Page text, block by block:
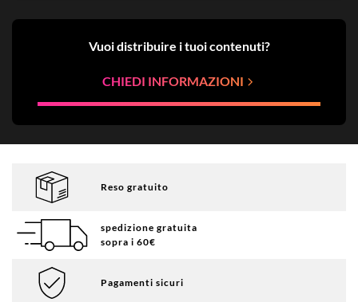
Vuoi distribuire i tuoi contenuti?
CHIEDI INFORMAZIONI
Reso gratuito
spedizione gratuita
sopra i 60€
Pagamenti sicuri